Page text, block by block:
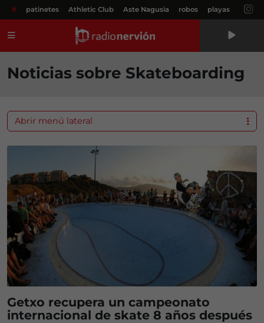
# patinetes Athletic Club Aste Nagusia robos playas
Noticias sobre Skateboarding
Getxo recupera un campeonato
internacional de skate 8 años después
Abrir menú lateral